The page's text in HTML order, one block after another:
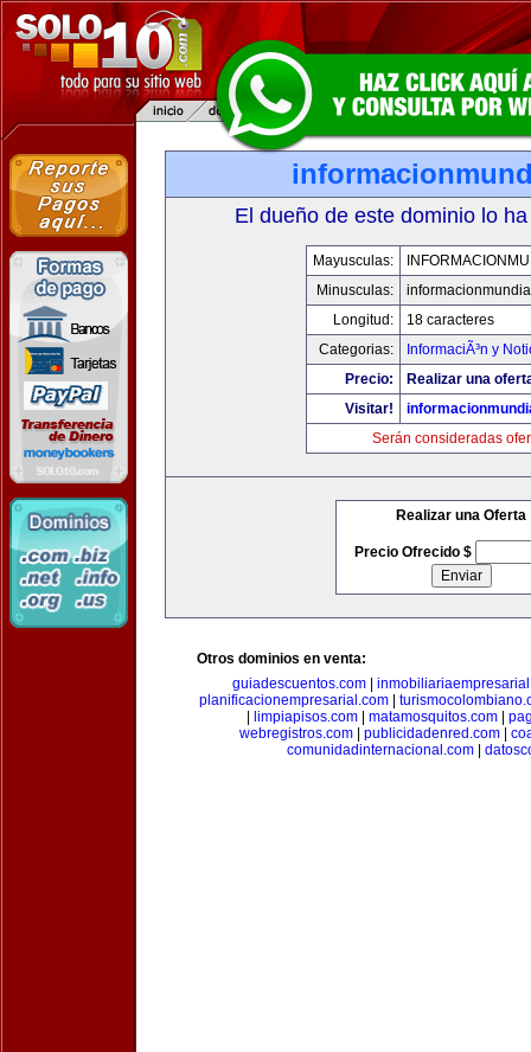
El dueño de este dominio lo
Mayusculas:
Minusculas:
Longitud:
18 caracteres
Categorias:
InformaciÃ³n y
Precio:
Realizar una
Visitar!
Serán consideradas
Realizar una Oferta
Precio Ofrecido $
Otros dominios en venta:
guiadescuentos.com
planificacionempresarial.com
limpiapisos.com| matamosquitos.com|
webregistros.com| publicidadenred.com|
comunidadinternacional.com|